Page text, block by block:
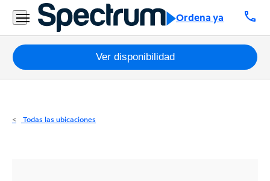
Ordena ya call
Residencial
Business
Paquetes
Internet
Ver disponibilidad
Todas las ubicaciones